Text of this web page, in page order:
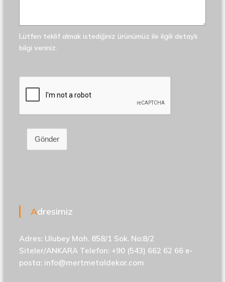
Lütfen teklif almak istediğiniz ürünümüz ile ilgili detaylı
bilgi veriniz.
Gönder
Adresimiz
Adres: Ulubey Mah. 858/1 Sok. No:8/2
Siteler/ANKARA Telefon: +90 (543) 662 62 66 e-
posta: info@mertmetaldekor.com